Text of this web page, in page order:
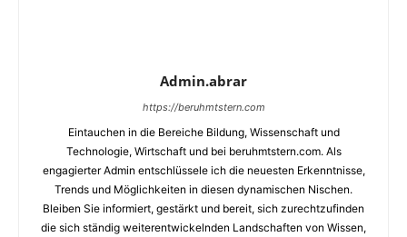
Admin.abrar
https://beruhmtstern.com
Eintauchen in die Bereiche Bildung, Wissenschaft und
Technologie, Wirtschaft und bei beruhmtstern.com. Als
engagierter Admin entschlüssele ich die neuesten Erkenntnisse,
Trends und Möglichkeiten in diesen dynamischen Nischen.
Bleiben Sie informiert, gestärkt und bereit, sich zurechtzufinden
die sich ständig weiterentwickelnden Landschaften von Wissen,